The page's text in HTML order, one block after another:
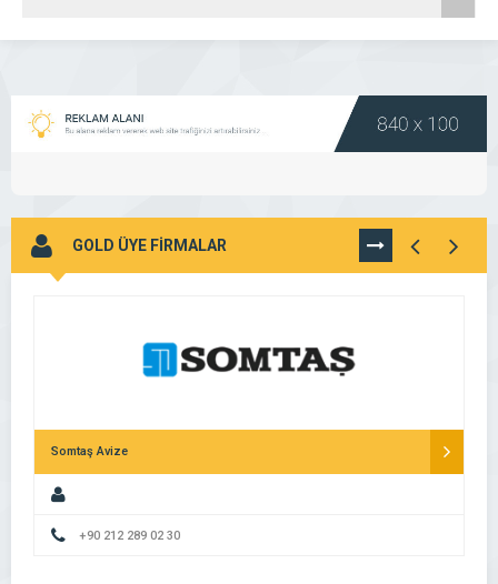
GOLD ÜYE FİRMALAR TÜMÜNÜ
GÖR
Somtaş Avize
+90 212 289 02 30